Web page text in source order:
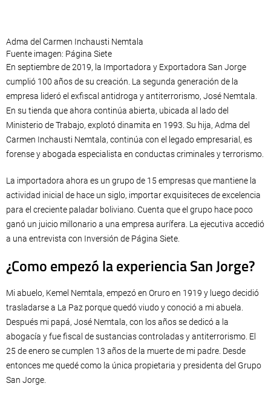
Adma del Carmen Inchausti Nemtala
Fuente imagen: Página Siete
En septiembre de 2019, la Importadora y Exportadora San Jorge
cumplió 100 años de su creación. La segunda generación de la
empresa lideró el exfiscal antidroga y antiterrorismo, José Nemtala.
En su tienda que ahora continúa abierta, ubicada al lado del
Ministerio de Trabajo, explotó dinamita en 1993. Su hija, Adma del
Carmen Inchausti Nemtala, continúa con el legado empresarial, es
forense y abogada especialista en conductas criminales y terrorismo.
La importadora ahora es un grupo de 15 empresas que mantiene la
actividad inicial de hace un siglo, importar exquisiteces de excelencia
para el creciente paladar boliviano. Cuenta que el grupo hace poco
ganó un juicio millonario a una empresa aurífera. La ejecutiva accedió
a una entrevista con Inversión de Página Siete.
¿Como empezó la experiencia San Jorge?
Mi abuelo, Kemel Nemtala, empezó en Oruro en 1919 y luego decidió
trasladarse a La Paz porque quedó viudo y conoció a mi abuela.
Después mi papá, José Nemtala, con los años se dedicó a la
abogacía y fue fiscal de sustancias controladas y antiterrorismo. El
25 de enero se cumplen 13 años de la muerte de mi padre. Desde
entonces me quedé como la única propietaria y presidenta del Grupo
San Jorge.